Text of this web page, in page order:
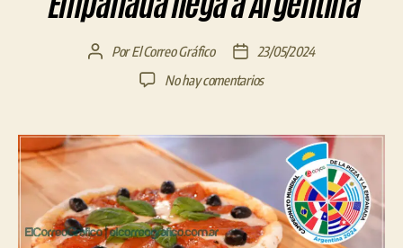
AutorPorEl Correo Gráfico
Fecha
de
23/05/2024
No hay comentariosen
Mundial
Pizza
y
la